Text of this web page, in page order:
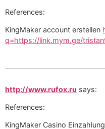
References:
KingMaker account erstellen
q=https://link.mym.ge/
http://www.rufox.ru says:
References:
KingMaker Casino